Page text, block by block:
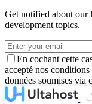
Get notified about our
development topics.
En cochant cette
accepté nos
données soumises via